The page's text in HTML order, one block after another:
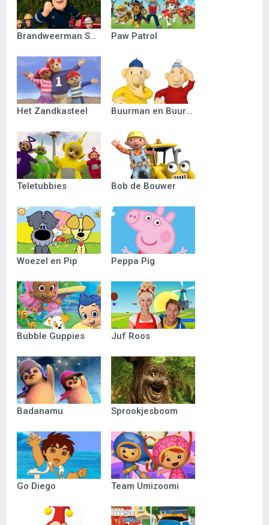
Brandweerman Sam Paw Patrol
Het Zandkasteel Buurman en Buurman
Teletubbies Bob de Bouwer
Woezel en Pip Peppa Pig
Bubble Guppies Juf Roos
Badanamu Sprookjesboom
Go Diego Team Umizoomi